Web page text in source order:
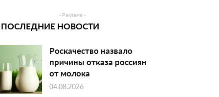
- Реклама -
ПОСЛЕДНИЕ НОВОСТИ
Роскачество назвало
причины отказа россиян
от молока
04.08.2026